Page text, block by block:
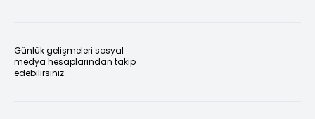
Günlük gelişmeleri sosyal
medya hesaplarından takip
edebilirsiniz.